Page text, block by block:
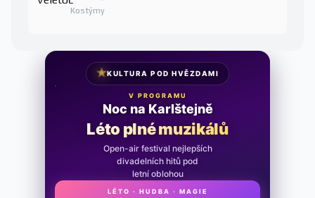
Kostýmy
★KULTURA POD HVĚZDAMI
V PROGRAMU
Noc na Karlštejně
Léto plné muzikálů
Open-air festival nejlepších
divadelních hitů pod
letní oblohou
LÉTO · HUDBA · MAGIE